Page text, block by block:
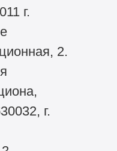
г.
2.
г.